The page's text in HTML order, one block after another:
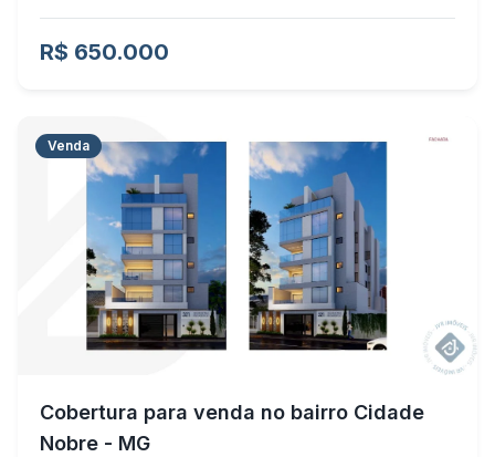
R$ 650.000
Venda
Cobertura para venda no bairro Cidade
Nobre - MG